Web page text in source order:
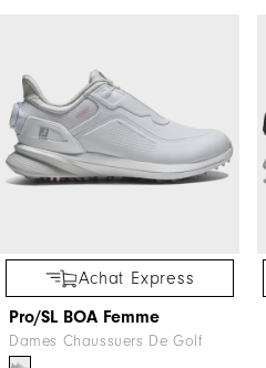
Achat Express
Pro/SL BOA Femme
Dames Chaussuers De Golf